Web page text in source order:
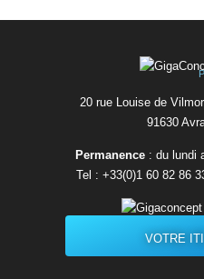
20 rue Louise de
91630
Permanence : du lundi
Tel : +33(0)1 60 82 86
VOTRE